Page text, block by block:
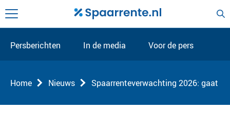
Persberichten In de media Voor de pers
Home Nieuws Spaarrenteverwachting 2026: gaat